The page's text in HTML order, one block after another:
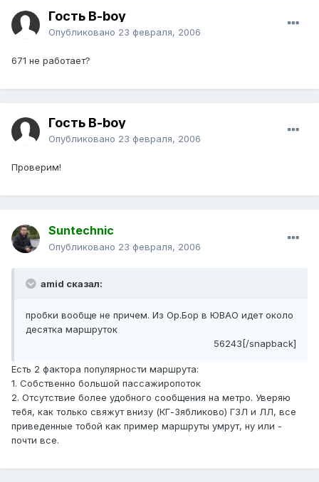
Гость B-boy
Опубликовано 23 февраля, 2006
671 не работает?
Гость B-boy
Опубликовано 23 февраля, 2006
Проверим!
Suntechnic
Опубликовано 23 февраля, 2006
amid сказал:
пробки вообще не причем. Из Ор.Бор в ЮВАО идет около
десятка маршруток
56243[/snapback]
Есть 2 фактора популярности маршрута:
1. Собственно большой пассажиропоток
2. Отсутствие более удобного сообщения на метро. Уверяю
тебя, как только свяжут внизу (КГ-Зябликово) ГЗЛ и ЛЛ, все
приведенные тобой как пример маршруты умрут, ну или -
почти все.